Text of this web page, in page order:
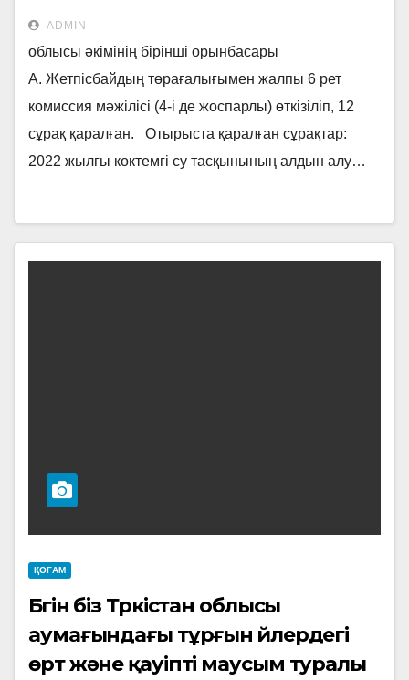
жою жөніндегі комиссия
отырысы
ADMIN
облысы әкімінің бірінші орынбасары
А. Жетпісбайдың төрағалығымен жалпы 6 рет
комиссия мәжілісі (4-і де жоспарлы) өткізіліп, 12
сұрақ қаралған. Отырыста қаралған сұрақтар:
2022 жылғы көктемгі су тасқынының алдын алу…
ҚОҒАМ
Бүгін біз Түркістан облысы
аумағындағы тұрғын үйлердегі
өрт және қауіпті маусым туралы